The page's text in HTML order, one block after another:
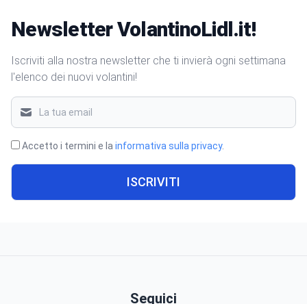
Newsletter VolantinoLidl.it!
Iscriviti alla nostra newsletter che ti invierà ogni settimana
l'elenco dei nuovi volantini!
Accetto i termini e la informativa sulla privacy.
ISCRIVITI
Seguici